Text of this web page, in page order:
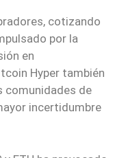
cotizando
por la
en
Hyper también
comunidades de
incertidumbre